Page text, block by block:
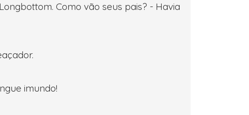
Como vão seus pais? - Havia
imundo!